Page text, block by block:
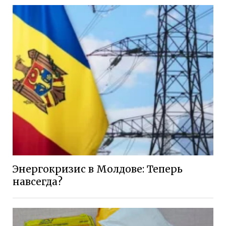
Энергокризис в Молдове: Теперь
навсегда?